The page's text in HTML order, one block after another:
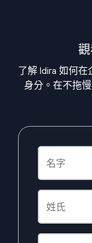
了解 Idira 如何
身分。在不拖